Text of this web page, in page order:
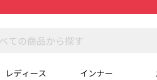
レディース インナー